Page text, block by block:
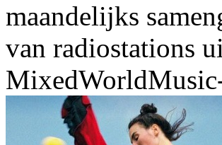
maandelijks
van radiostations